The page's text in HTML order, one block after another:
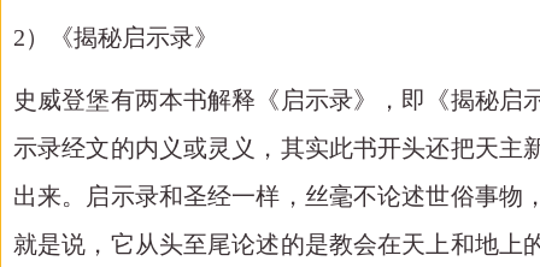
2）《揭秘启示录》
史威登堡有两本书解释《启示录》，即《揭秘
示录经文的内义或灵义，其实此书开头还把天
出来。启示录和圣经一样，丝毫不论述世俗事
就是说，它从头至尾论述的是教会在天上和地